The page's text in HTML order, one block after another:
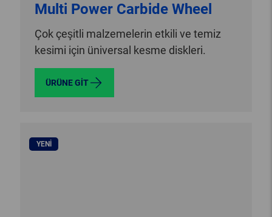
Multi Power Carbide Wheel
Çok çeşitli malzemelerin etkili ve temiz
kesimi için üniversal kesme diskleri.
ÜRÜNE GIT
YENI